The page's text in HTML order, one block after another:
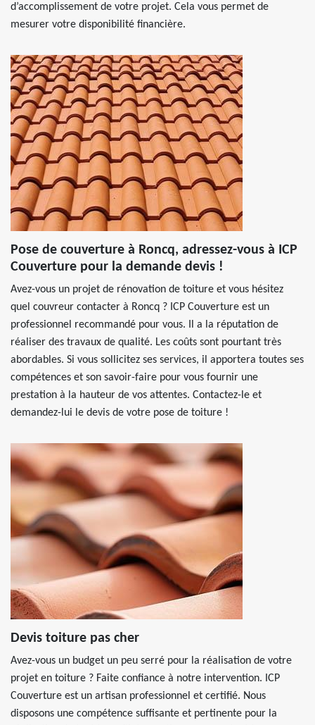
d’accomplissement de votre projet. Cela vous permet de
mesurer votre disponibilité financière.
Pose de couverture à Roncq, adressez-vous à ICP
Couverture pour la demande devis !
Avez-vous un projet de rénovation de toiture et vous hésitez
quel couvreur contacter à Roncq ? ICP Couverture est un
professionnel recommandé pour vous. Il a la réputation de
réaliser des travaux de qualité. Les coûts sont pourtant très
abordables. Si vous sollicitez ses services, il apportera toutes ses
compétences et son savoir-faire pour vous fournir une
prestation à la hauteur de vos attentes. Contactez-le et
demandez-lui le devis de votre pose de toiture !
Devis toiture pas cher
Avez-vous un budget un peu serré pour la réalisation de votre
projet en toiture ? Faite confiance à notre intervention. ICP
Couverture est un artisan professionnel et certifié. Nous
disposons une compétence suffisante et pertinente pour la